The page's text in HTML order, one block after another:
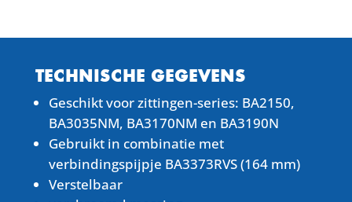
TECHNISCHE GEGEVENS
Geschikt voor zittingen-series: BA2150,
BA3035NM, BA3170NM en BA3190N
Gebruikt in combinatie met
verbindingspijpje BA3373RVS (164 mm)
Verstelbaar